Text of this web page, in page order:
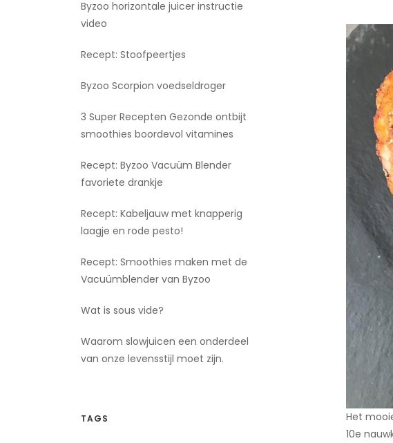
Het
10e
Byzoo horizontale juicer instructie
video
Recept: Stoofpeertjes
Byzoo Scorpion voedseldroger
3 Super Recepten Gezonde ontbijt
smoothies boordevol vitamines
Recept: Byzoo Vacuüm Blender
favoriete drankje
Recept: Kabeljauw met knapperig
laagje en rode pesto!
Recept: Smoothies maken met de
Vacuümblender van Byzoo
Wat is sous vide?
Waarom slowjuicen een onderdeel
van onze levensstijl moet zijn.
TAGS